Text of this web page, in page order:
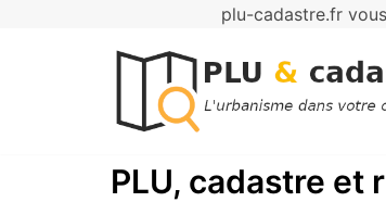
plu-cadastre.fr
PLU, cadastre et